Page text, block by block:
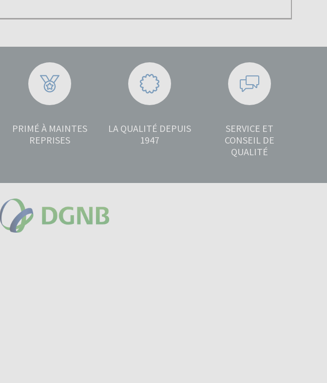
PRIMÉ À MAINTES
REPRISES
LA QUALITÉ DEPUIS
1947
SERVICE ET
CONSEIL DE
QUALITÉ